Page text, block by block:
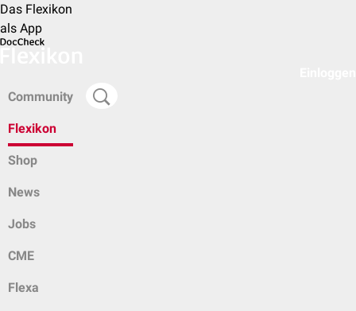
Das Flexikon
als App
Community
Flexikon
Shop
News
Jobs
CME
Flexa